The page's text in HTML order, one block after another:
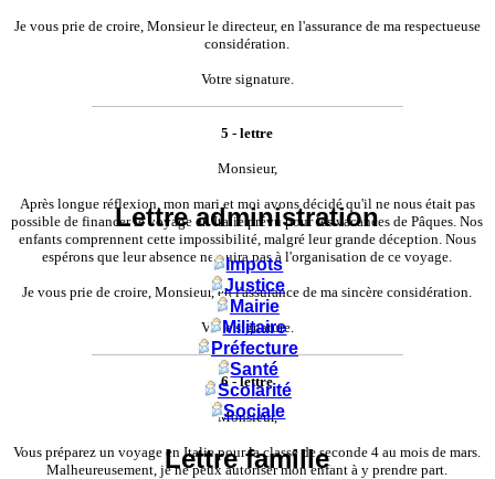
Je vous prie de croire, Monsieur le directeur, en l'assurance de ma respectueuse
considération.
Votre signature.
5 - lettre
Monsieur,
Après longue réflexion, mon mari et moi avons décidé qu'il ne nous était pas
possible de financer le voyage en Italie prévu pour les vacances de Pâques. Nos
enfants comprennent cette impossibilité, malgré leur grande déception. Nous
espérons que leur absence ne nuira pas à l'organisation de ce voyage.
Je vous prie de croire, Monsieur, en l'assurance de ma sincère considération.
Votre signature.
6 - lettre
Monsieur,
Vous préparez un voyage en Italie pour la classe de seconde 4 au mois de mars.
Malheureusement, je ne peux autoriser mon enfant à y prendre part.
Lettre administration
Impots
Justice
Mairie
Militaire
Préfecture
Santé
Scolarité
Sociale
Lettre famille